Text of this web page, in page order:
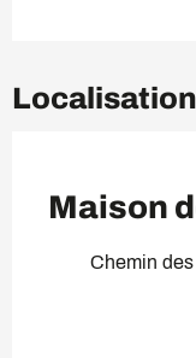
Localisation
Maison
Chemin